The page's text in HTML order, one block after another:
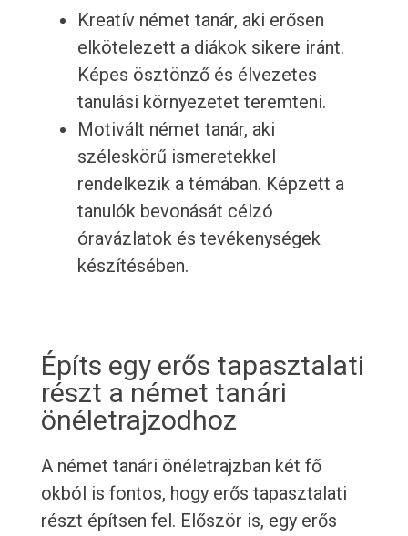
Kreatív német tanár, aki erősen
elkötelezett a diákok sikere iránt.
Képes ösztönző és élvezetes
tanulási környezetet teremteni.
Motivált német tanár, aki
széleskörű ismeretekkel
rendelkezik a témában. Képzett a
tanulók bevonását célzó
óravázlatok és tevékenységek
készítésében.
Építs egy erős tapasztalati
részt a német tanári
önéletrajzodhoz
A német tanári önéletrajzban két fő
okból is fontos, hogy erős tapasztalati
részt építsen fel. Először is, egy erős